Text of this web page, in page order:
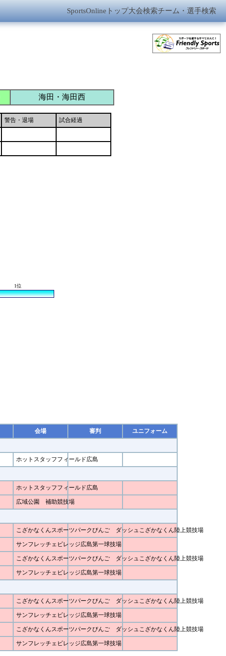
SportsOnlineトップ大会検索チーム・選手検索
海田・海田西
警告・退場 試合経過
1位
会場 審判 ユニフォーム
ホットスタッフフィールド広島
ホットスタッフフィールド広島
広域公園 補助競技場
こざかなくんスポーツパークびんご ダッシュこざかなくん陸上競技場
サンフレッチェビレッジ広島第一球技場
こざかなくんスポーツパークびんご ダッシュこざかなくん陸上競技場
サンフレッチェビレッジ広島第一球技場
こざかなくんスポーツパークびんご ダッシュこざかなくん陸上競技場
サンフレッチェビレッジ広島第一球技場
こざかなくんスポーツパークびんご ダッシュこざかなくん陸上競技場
サンフレッチェビレッジ広島第一球技場